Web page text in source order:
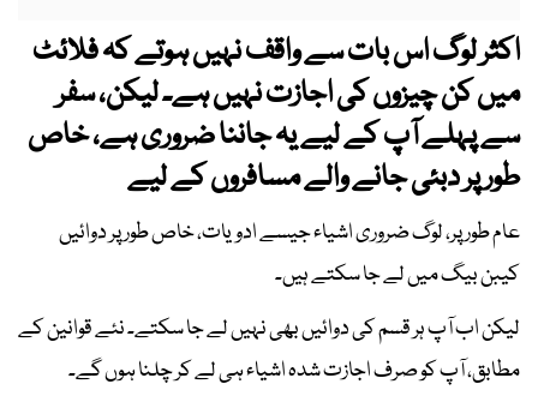
اکثر لوگ اس بات سے واقف نہیں ہوتے کہ فلائٹ
میں کن چیزوں کی اجازت نہیں ہے۔ لیکن، سفر
سے پہلے آپ کے لیے یہ جاننا ضروری ہے، خاص
طور پر دبئی جانے والے مسافروں کے لیے
عام طور پر، لوگ ضروری اشیاء جیسے ادویات، خاص طور پر دوائیں
کیبن بیگ میں لے جا سکتے ہیں۔
لیکن اب آپ ہر قسم کی دوائیں بھی نہیں لے جا سکتے۔ نئے قوانین کے
مطابق، آپ کو صرف اجازت شدہ اشیاء ہی لے کر چلنا ہوں گے۔